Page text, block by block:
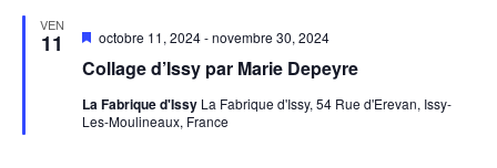
VEN
11
Collage d’Issy par Marie Depeyre
Mis
avant
octobre 11, 2024-novembre 30, 2024
La Fabrique d'Issy La Fabrique d'Issy, 54 Rue d'Erevan, Issy-
Les-Moulineaux, France